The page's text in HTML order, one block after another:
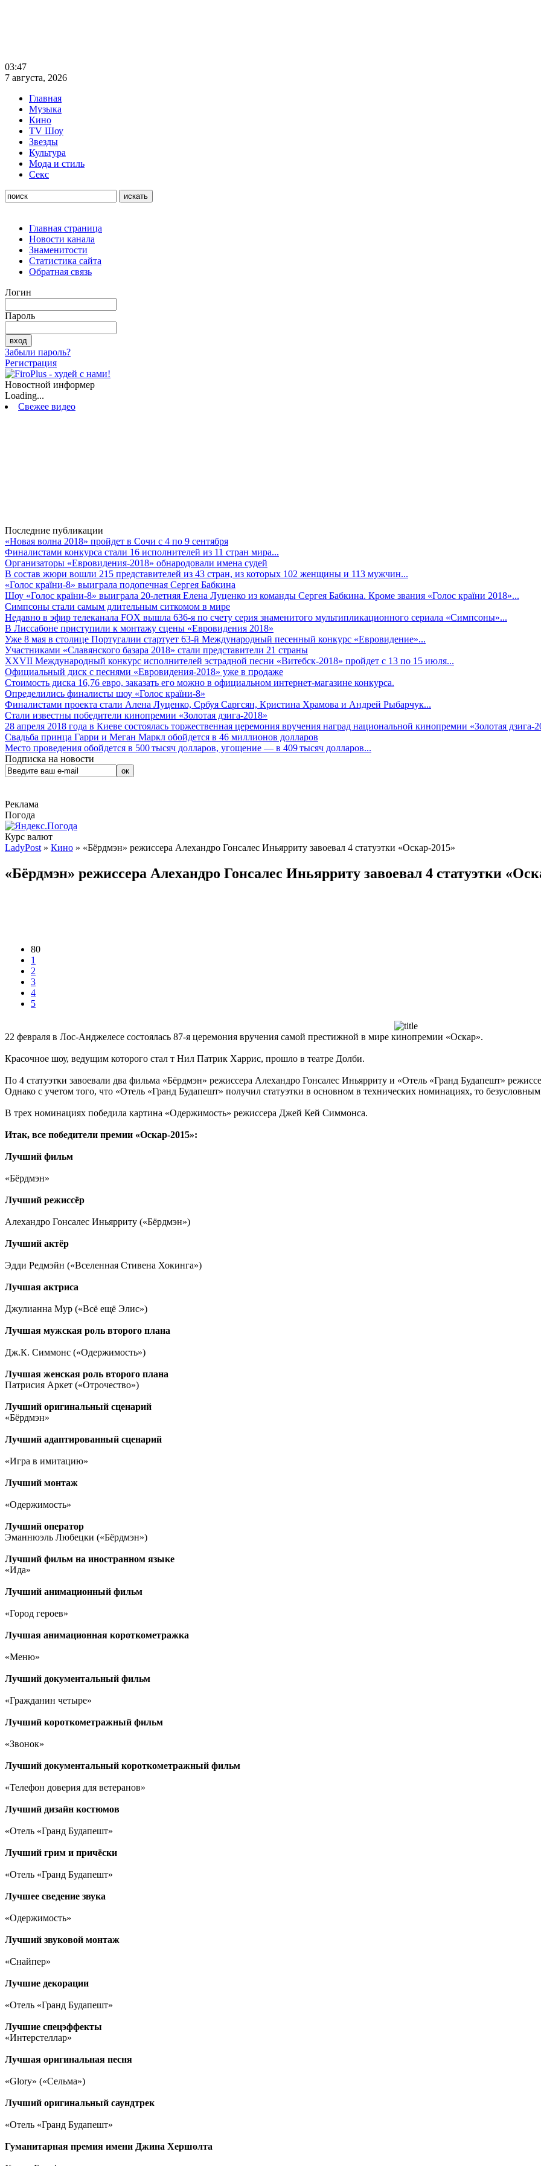
03:47
7 августа, 2026
Главная
Музыка
Кино
TV Шоу
Звезды
Культура
Мода и стиль
Секс
Главная страница
Новости канала
Знаменитости
Статистика сайта
Обратная связь
Логин
Пароль
Забыли пароль?
Регистрация
Новостной информер
Loading...
Свежее видео
Последние публикации
«Новая волна 2018» пройдет в Сочи с 4 по 9 сентября
Финалистами конкурса стали 16 исполнителей из 11 стран мира...
Организаторы «Евровидения-2018» обнародовали имена судей
В состав жюри вошли 215 представителей из 43 стран, из которых 102 женщины и 113 мужчин...
«Голос країни-8» выиграла подопечная Сергея Бабкина
Шоу «Голос країни-8» выиграла 20-летняя Елена Луценко из команды Сергея Бабкина. Кроме звания «Голос країни 2018»...
Симпсоны стали самым длительным ситкомом в мире
Недавно в эфир телеканала FOX вышла 636-я по счету серия знаменитого мультипликационного сериала «Симпсоны»...
В Лиссабоне приступили к монтажу сцены «Евровидения 2018»
Уже 8 мая в столице Португалии стартует 63-й Международный песенный конкурс «Евровидение»...
Участниками «Славянского базара 2018» стали представители 21 страны
XXVII Международный конкурс исполнителей эстрадной песни «Витебск-2018» пройдет с 13 по 15 июля...
Официальный диск с песнями «Евровидения-2018» уже в продаже
Стоимость диска 16,76 евро, заказать его можно в официальном интернет-магазине конкурса.
Определились финалисты шоу «Голос країни-8»
Финалистами проекта стали Алена Луценко, Србуя Саргсян, Кристина Храмова и Андрей Рыбарчук...
Стали известны победители кинопремии «Золотая дзига-2018»
28 апреля 2018 года в Киеве состоялась торжественная церемония вручения наград национальной кинопремии «Золотая дзига-
Свадьба принца Гарри и Меган Маркл обойдется в 46 миллионов долларов
Место проведения обойдется в 500 тысяч долларов, угощение — в 409 тысяч долларов...
Подписка на новости
Реклама
Погода
Курс валют
LadyPost » Кино » «Бёрдмэн» режиссера Алехандро Гонсалес Иньярриту завоевал 4 статуэтки «Оскар-2015»
«Бёрдмэн» режиссера Алехандро Гонсалес Иньярриту завоевал 4 статуэтки
80
1
2
3
4
5
22 февраля в Лос-Анджелесе состоялась 87-я церемония вручения самой престижной в мире кинопремии «Оскар».
Красочное шоу, ведущим которого стал т Нил Патрик Харрис, прошло в театре Долби.
По 4 статуэтки завоевали два фильма «Бёрдмэн» режиссера Алехандро Гонсалес Иньярриту и «Отель «Гранд Будапешт»
Однако с учетом того, что «Отель «Гранд Будапешт» получил статуэтки в основном в технических номинациях, то
В трех номинациях победила картина «Одержимость» режиссера Джей Кей Симмонса.
Итак, все победители премии «Оскар-2015»:
Лучший фильм
«Бёрдмэн»
Лучший режиссёр
Алехандро Гонсалес Иньярриту («Бёрдмэн»)
Лучший актёр
Эдди Редмэйн («Вселенная Стивена Хокинга»)
Лучшая актриса
Джулианна Мур («Всё ещё Элис»)
Лучшая мужская роль второго плана
Дж.К. Симмонс («Одержимость»)
Лучшая женская роль второго плана
Патрисия Аркет («Отрочество»)
Лучший оригинальный сценарий
«Бёрдмэн»
Лучший адаптированный сценарий
«Игра в имитацию»
Лучший монтаж
«Одержимость»
Лучший оператор
Эманнюэль Любецки («Бёрдмэн»)
Лучший фильм на иностранном языке
«Ида»
Лучший анимационный фильм
«Город героев»
Лучшая анимационная короткометражка
«Меню»
Лучший документальный фильм
«Гражданин четыре»
Лучший короткометражный фильм
«Звонок»
Лучший документальный короткометражный фильм
«Телефон доверия для ветеранов»
Лучший дизайн костюмов
«Отель «Гранд Будапешт»
Лучший грим и причёски
«Отель «Гранд Будапешт»
Лучшее сведение звука
«Одержимость»
Лучший звуковой монтаж
«Снайпер»
Лучшие декорации
«Отель «Гранд Будапешт»
Лучшие спецэффекты
«Интерстеллар»
Лучшая оригинальная песня
«Glory» («Сельма»)
Лучший оригинальный саундтрек
«Отель «Гранд Будапешт»
Гуманитарная премия имени Джина Хершолта